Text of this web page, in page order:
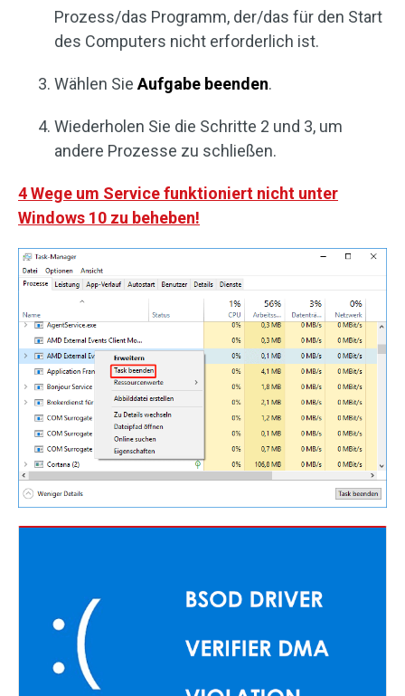
Prozess/das Programm, der/das für den Start
des Computers nicht erforderlich ist.
Wählen Sie Aufgabe beenden.
Wiederholen Sie die Schritte 2 und 3, um
andere Prozesse zu schließen.
4 Wege um Service funktioniert nicht unter
Windows 10 zu beheben!